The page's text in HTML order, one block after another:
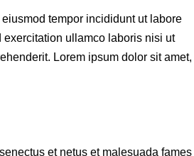
tempor incididunt ut labore
ullamco laboris nisi ut
Lorem ipsum dolor sit amet,
et netus et malesuada fames